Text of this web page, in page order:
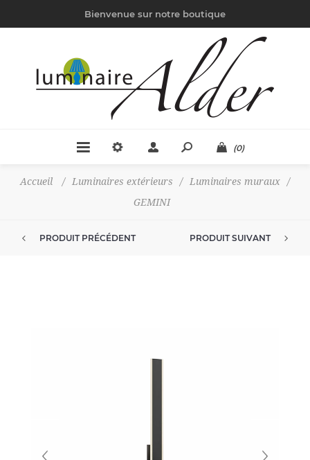
Bienvenue sur notre boutique
(0)
Accueil / Luminaires extérieurs / Luminaires muraux
/
GEMINI
PRODUIT PRÉCÉDENT PRODUIT SUIVANT